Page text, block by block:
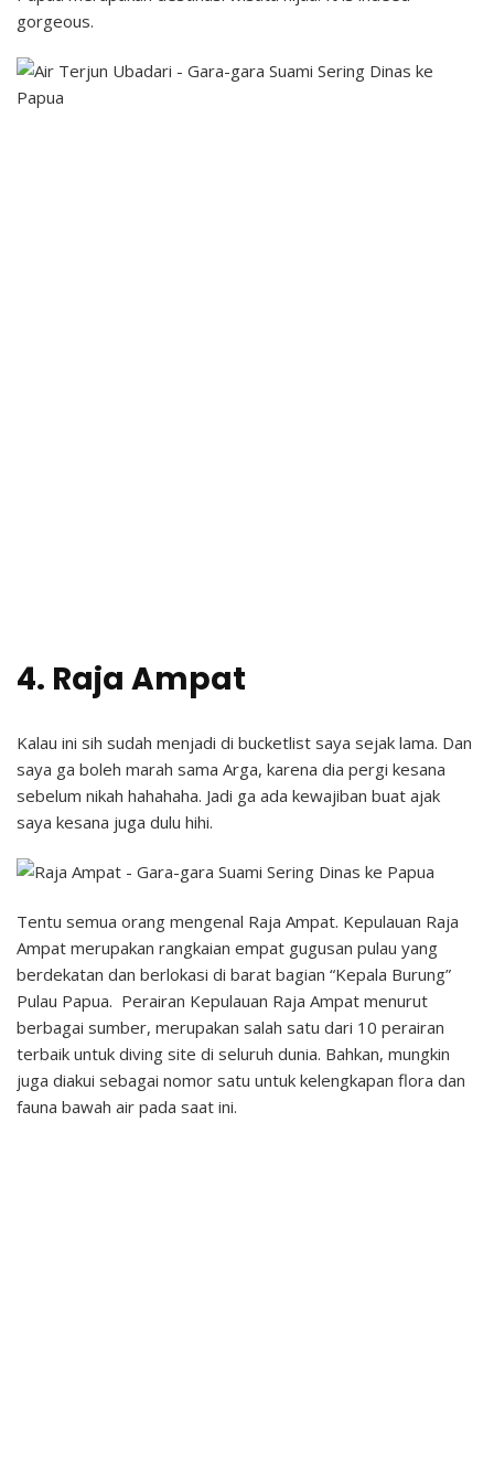
gorgeous.
4. Raja Ampat
Kalau ini sih sudah menjadi di bucketlist saya sejak lama. Dan
saya ga boleh marah sama Arga, karena dia pergi kesana
sebelum nikah hahahaha. Jadi ga ada kewajiban buat ajak
saya kesana juga dulu hihi.
Tentu semua orang mengenal Raja Ampat. Kepulauan Raja
Ampat merupakan rangkaian empat gugusan pulau yang
berdekatan dan berlokasi di barat bagian “Kepala Burung”
Pulau Papua. Perairan Kepulauan Raja Ampat menurut
berbagai sumber, merupakan salah satu dari 10 perairan
terbaik untuk diving site di seluruh dunia. Bahkan, mungkin
juga diakui sebagai nomor satu untuk kelengkapan flora dan
fauna bawah air pada saat ini.